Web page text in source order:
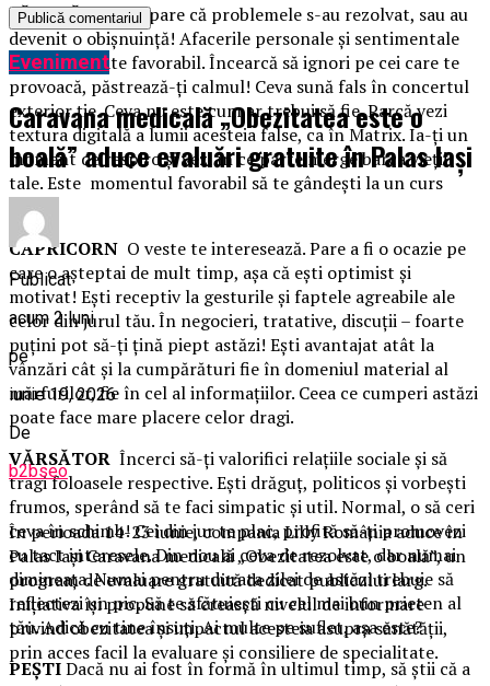
SĂGETĂTORSe pare că problemele s-au rezolvat, sau au
devenit o obişnuinţă! Afacerile personale şi sentimentale
sunt aspectate favorabil. Încearcă să ignori pe cei care te
provoacă, păstrează-ţi calmul! Ceva sună fals în concertul
exterior ţie. Ceva nu este cum ar trebui să fie. Parcă vezi
textura digitală a lumii acesteia false, ca în Matrix. Ia-ţi un
moment de respiro şi vezi în ce parte merge barca vieţii
tale. Este momentul favorabil să te gândeşti la un curs
nou.
CAPRICORN O veste te interesează. Pare a fi o ocazie pe
care o aşteptai de mult timp, aşa că eşti optimist şi
motivat! Eşti receptiv la gesturile şi faptele agreabile ale
celor din jurul tău. În negocieri, tratative, discuţii – foarte
puţini pot să-ţi ţină piept astăzi! Eşti avantajat atât la
vânzări cât şi la cumpărături fie în domeniul material al
mărfurilor, fie în cel al informaţiilor. Ceea ce cumperi astăzi
poate face mare placere celor dragi.
VĂRSĂTOR Încerci să-ţi valorifici relaţiile sociale şi să
tragi foloasele respective. Eşti drăguţ, politicos şi vorbeşti
frumos, sperând să te faci simpatic şi util. Normal, o să ceri
ceva în schimb! Cei din jur te plac, profită să-ți promovezi
cu tact interesele. Din nou ai ceva de rezolvat, dar numai
dimineața. Numai pentru durata zilei de astăzi trebuie să
reflectezi un pic. Să te sfătuieşti cu cel mai bun prieten al
tău. Adică cu tine însuţi. Ai multe pe suflet, aşa este?
PEŞTIDacă nu ai fost în formă în ultimul timp, să ştii că a
Eveniment
Caravana medicală „Obezitatea este o
boală” aduce evaluări gratuite în Palas Iași
Publicat
acum 2 luni
pe
iunie 19, 2026
De
b2bseo
În perioada 14-23 iunie, compania Lilly România aduce în
Palas Iași Caravana medicală „Obezitatea este o boală”, un
program de evaluare gratuită dedicat publicului larg.
Inițiativa își propune să crească nivelul de informare
privind obezitatea și impactul acesteia asupra sănătății,
prin acces facil la evaluare și consiliere de specialitate.